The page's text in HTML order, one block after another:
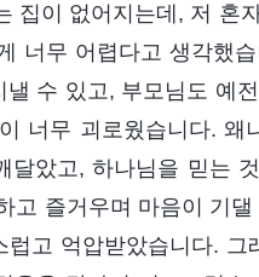
집이 없어지는데, 저 혼
너무 어렵다고 생각했
수 있고, 부모님도 예
너무 괴로웠습니다. 왜
았고, 하나님을 믿는
고 즐거우며 마음이 기
고 억압받았습니다.